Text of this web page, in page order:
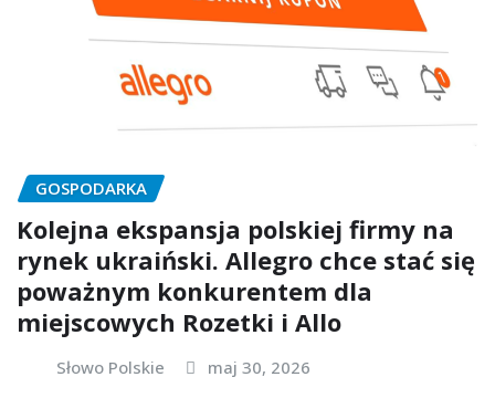
GOSPODARKA
Kolejna ekspansja polskiej firmy na
rynek ukraiński. Allegro chce stać się
poważnym konkurentem dla
miejscowych Rozetki i Allo
Słowo Polskie maj 30, 2026